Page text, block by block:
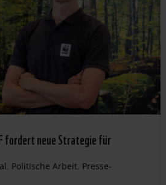
fordert neue Strategie für
, Politische Arbeit, Presse-